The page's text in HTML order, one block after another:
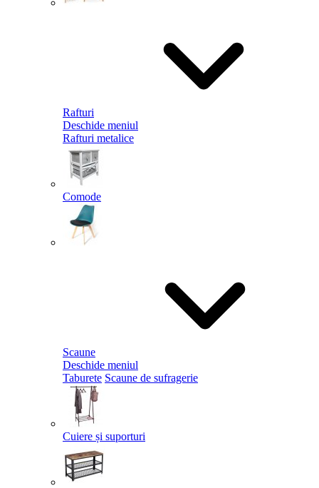
Rafturi
Deschide meniul
Rafturi metalice
Comode
Scaune
Deschide meniul
Taburete Scaune de sufragerie
Cuiere și suporturi